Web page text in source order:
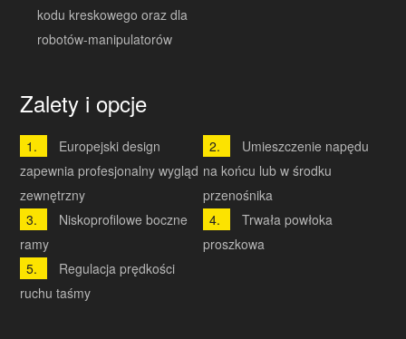
kodu kreskowego oraz dla
robotów-manipulatorów
Zalety i opcje
Europejski design
zapewnia profesjonalny wygląd
zewnętrzny
Umieszczenie napędu
na końcu lub w środku
przenośnika
Niskoprofilowe boczne
ramy
Trwała powłoka
proszkowa
Regulacja prędkości
ruchu taśmy